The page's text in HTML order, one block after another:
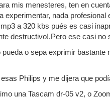
mis menesteres, ten en
nada
a 320 kbs pués es casi
destructivo!.Pero ese casi no
o sepa exprimir bastante
Philips y me dijera que
una Tascam dr-05 v2, o